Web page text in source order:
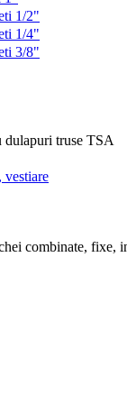
1/2"
1/4"
3/8"
dulapuri truse TSA
vestiare
combinate, fixe,